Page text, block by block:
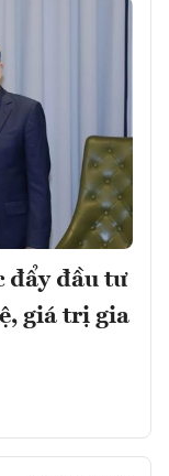
đẩy đầu tư
giá trị gia